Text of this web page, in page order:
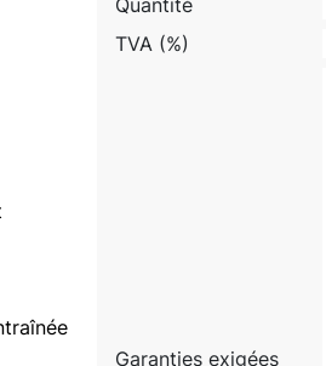
TVA (%)
Garanties exigées